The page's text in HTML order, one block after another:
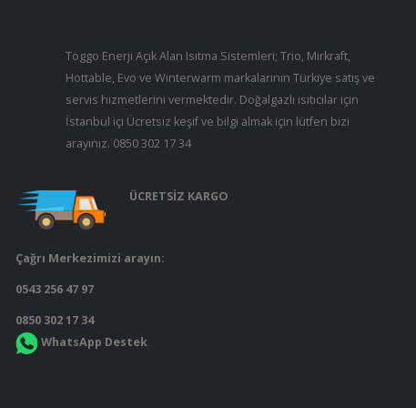
Toggo Enerji Açık Alan Isıtma Sistemleri; Trio, Mirkraft,
Hottable, Evo ve Winterwarm markalarının Türkiye satış ve
servis hizmetlerini vermektedir. Doğalgazlı ısıtıcılar için
İstanbul içi Ücretsiz keşif ve bilgi almak için lütfen bizi
arayınız. 0850 302 17 34
ÜCRETSİZ KARGO
Çağrı Merkezimizi arayın:
0543 256 47 97
0850 302 17 34
WhatsApp Destek